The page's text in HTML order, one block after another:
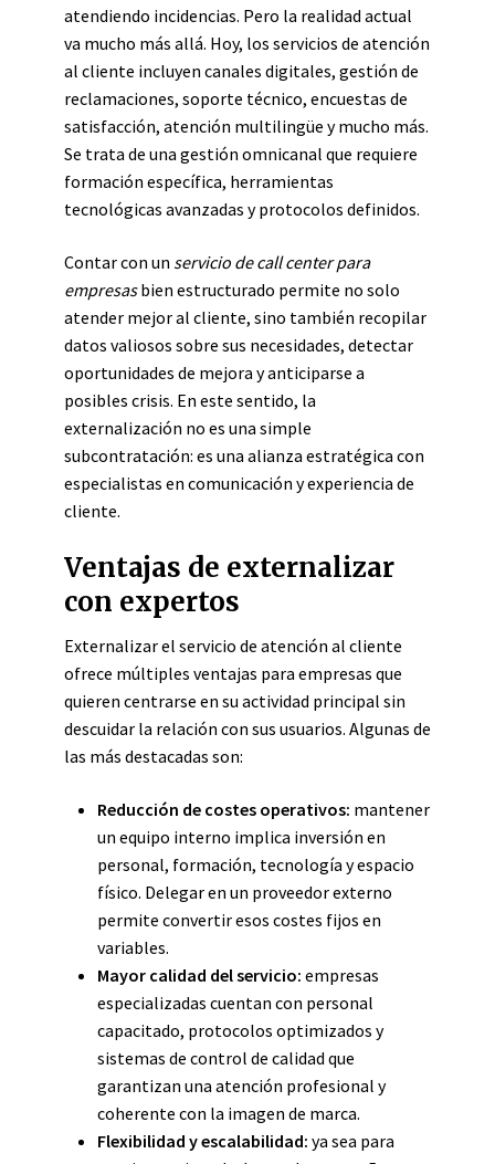
atendiendo incidencias. Pero la realidad actual
va mucho más allá. Hoy, los servicios de atención
al cliente incluyen canales digitales, gestión de
reclamaciones, soporte técnico, encuestas de
satisfacción, atención multilingüe y mucho más.
Se trata de una gestión omnicanal que requiere
formación específica, herramientas
tecnológicas avanzadas y protocolos definidos.
Contar con un servicio de call center para
empresasbien estructurado permite no solo
atender mejor al cliente, sino también recopilar
datos valiosos sobre sus necesidades, detectar
oportunidades de mejora y anticiparse a
posibles crisis. En este sentido, la
externalización no es una simple
subcontratación: es una alianza estratégica con
especialistas en comunicación y experiencia de
cliente.
Ventajas de externalizar
con expertos
Externalizar el servicio de atención al cliente
ofrece múltiples ventajas para empresas que
quieren centrarse en su actividad principal sin
descuidar la relación con sus usuarios. Algunas de
las más destacadas son:
Reducción de costes operativos: mantener
un equipo interno implica inversión en
personal, formación, tecnología y espacio
físico. Delegar en un proveedor externo
permite convertir esos costes fijos en
variables.
Mayor calidad del servicio: empresas
especializadas cuentan con personal
capacitado, protocolos optimizados y
sistemas de control de calidad que
garantizan una atención profesional y
coherente con la imagen de marca.
Flexibilidad y escalabilidad: ya sea para